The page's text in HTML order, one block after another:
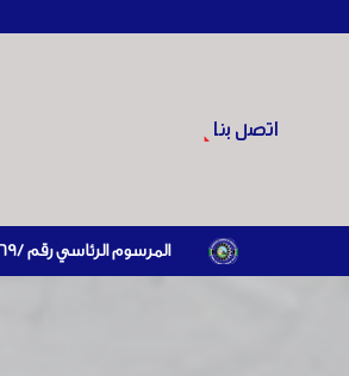
اتصل بنا
المرسوم الرئاسي رقم /69/ لعام 2026 .. دعم ضريبي للمنشآت المتضررة في إطار مسار التعافي الاقتصادي وإعادة تنشيط الإنتاج